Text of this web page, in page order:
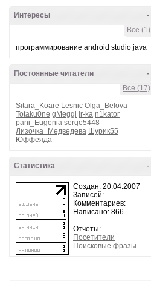
-
Интересы
Все (1)
программирование android studio java
-
Постоянные читатели
Все (17)
Sitara_Koare Lesnic Olga_Belova
Totaku0ne gMeggi ir-ka n1kator
pani_Eugenia serge5448
Лизочка_Медведева Шурик55
Юффеяда
-
Статистика
Создан: 20.04.2007
Записей:
Комментариев:
Написано: 866
Отчеты:
Посетители
Поисковые фразы